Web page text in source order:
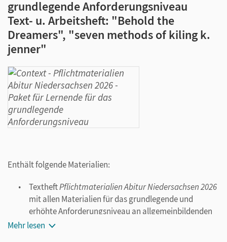
grundlegende Anforderungsniveau
Text- u. Arbeitsheft: "Behold the
Dreamers", "seven methods of kiling k.
jenner"
Enthält folgende Materialien:
TextheftPflichtmaterialien Abitur Niedersachsen 2026
mit allen Materialien für das grundlegende und
erhöhte Anforderungsniveau an allgemeinbildenden
Schulen und beruflichen Gymnasien
Mehr lesen